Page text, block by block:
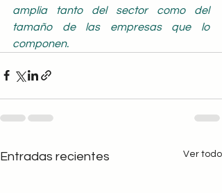
amplia tanto del sector como del
tamaño de las empresas que lo
componen.
Entradas recientes Ver todo